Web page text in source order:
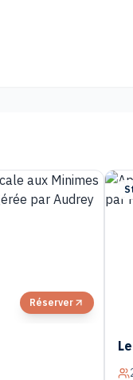
Réserver